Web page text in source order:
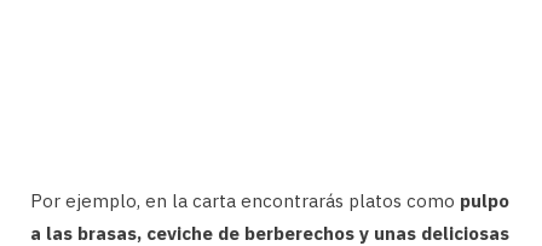
Por ejemplo, en la carta encontrarás platos como pulpo
a las brasas, ceviche de berberechos y unas deliciosas